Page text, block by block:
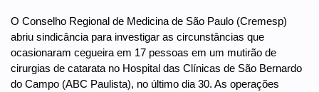
O Conselho Regional de Medicina de São Paulo (Cremesp)
abriu sindicância para investigar as circunstâncias que
ocasionaram cegueira em 17 pessoas em um mutirão de
cirurgias de catarata no Hospital das Clínicas de São Bernardo
do Campo (ABC Paulista), no último dia 30. As operações